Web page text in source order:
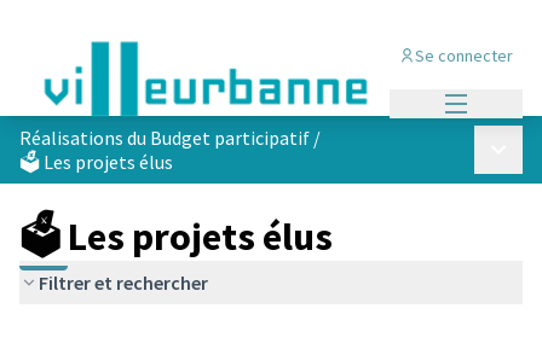
Se connecter
Réalisations du Budget participatif /
🗳️ Les projets élus
🗳️ Les projets élus
Filtrer et rechercher